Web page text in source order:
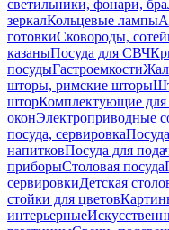
светильники, фонари, бра
зеркалКольцевые лампы
готовкиСковороды,
казаныПосуда для СВЧ
посудыГастроемкости
шторы, римские шторы
шторКомплектующие
оконЭлектроприводные
посуда, сервировка
напитковПосуда для
приборыСтоловая посуда
сервировкиДетская
стойки для цветов
интерьерные